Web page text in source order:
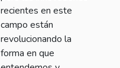
recientes en este
campo están
revolucionando la
forma en que